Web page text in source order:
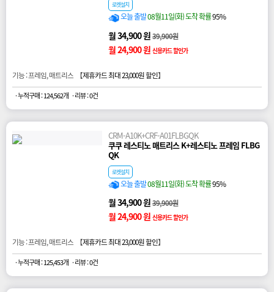
로켓설치
오늘 출발08월11일(화) 도착 확률95%
월 34,900 원39,900원
월 24,900 원 신용카드 할인가
기능 : 프레임, 매트리스 【제휴카드 최대 23,000원 할인】
· 누적구매 : 124,562개 · 리뷰 : 0건
CRM-A10K+CRF-A01FLBGQK
쿠쿠 레스티노 매트리스 K+레스티노 프레임 FLBG
QK
로켓설치
오늘 출발08월11일(화) 도착 확률95%
월 34,900 원39,900원
월 24,900 원 신용카드 할인가
기능 : 프레임, 매트리스 【제휴카드 최대 23,000원 할인】
· 누적구매 : 125,453개 · 리뷰 : 0건